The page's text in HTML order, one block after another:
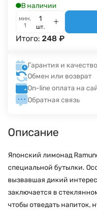
В наличии
мин.
1
шт.
Итого: 248 ₽
Гарантия и качество
Обмен или возврат
On-line оплата на
Обратная связь
Описание
Японский лимонад
специальной бутылки.
вызвавшая дикий
заключается в
чтобы отведать напиток,